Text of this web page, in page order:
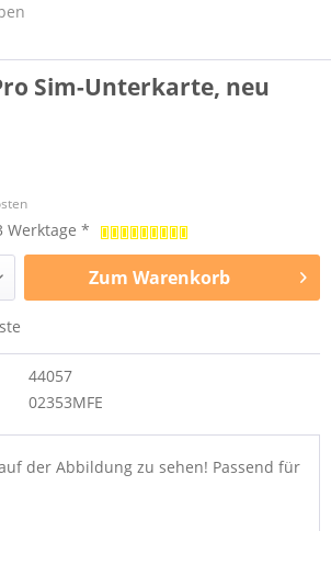
Sim-Unterkarte, neu
Werktage *
Zum Warenkorb
44057
02353MFE
der Abbildung zu sehen! Passend für